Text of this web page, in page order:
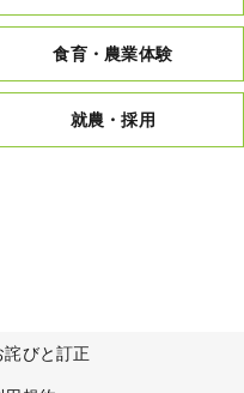
食育・農業体験
就農・採用
詫びと訂正